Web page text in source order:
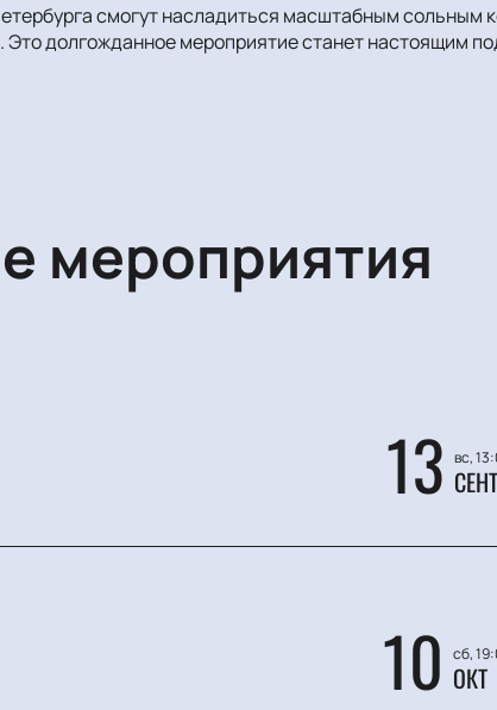
смогут насладиться масштабным сольным
Это долгожданное мероприятие станет настоящим
мероприятия
13 вс,
СЕНТ
10 сб,
ОКТ